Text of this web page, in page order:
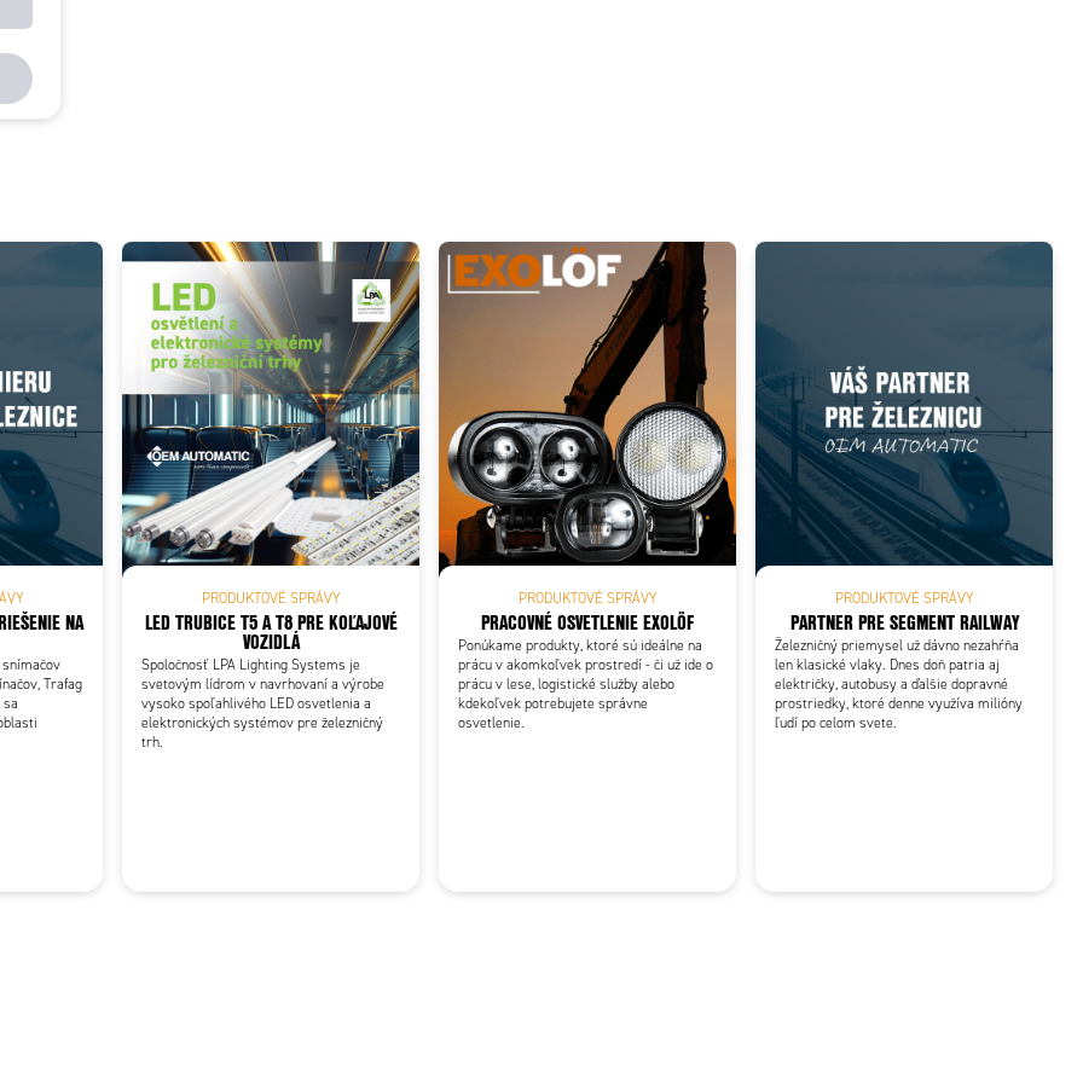
to existing cart row Add as new cart row
NA
Trafag
sa
PRODUKTOVÉ SPRÁVY
LED TRUBICE T5 A T8 PRE KOĽAJOVÉ
VOZIDLÁ
Spoločnosť LPA Lighting Systems je
svetovým lídrom v navrhovaní a výrobe
vysoko spoľahlivého LED osvetlenia a
elektronických systémov pre železničný
trh.
PRODUKTOVÉ SPRÁVY
PRACOVNÉ OSVETLENIE EXOLÖF
Ponúkame produkty, ktoré sú ideálne na
prácu v akomkoľvek prostredí - či už ide o
prácu v lese, logistické služby alebo
kdekoľvek potrebujete správne
osvetlenie.
PRODUKTOVÉ SPRÁVY
PARTNER PRE SEGMENT RAILWAY
Železničný priemysel už dávno nezahŕňa
len klasické vlaky. Dnes doň patria aj
električky, autobusy a ďalšie dopravné
prostriedky, ktoré denne využíva milióny
ľudí po celom svete.